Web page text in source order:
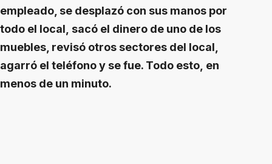
empleado, se desplazó con sus manos por
todo el local, sacó el dinero de uno de los
muebles, revisó otros sectores del local,
agarró el teléfono y se fue. Todo esto, en
menos de un minuto.